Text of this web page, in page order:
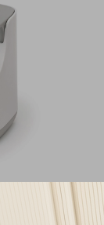
Compacto